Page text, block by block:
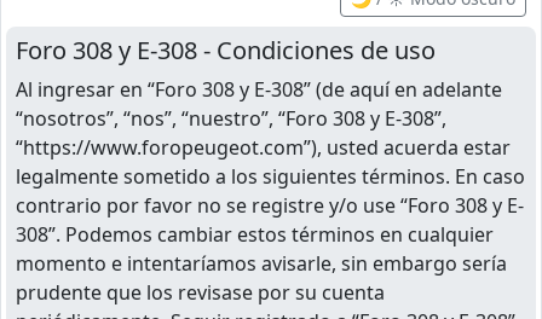
Foro 308 y E-308 - Condiciones de uso
Al ingresar en “Foro 308 y E-308” (de aquí en adelante
“nosotros”, “nos”, “nuestro”, “Foro 308 y E-308”,
“https://www.foropeugeot.com”), usted acuerda estar
legalmente sometido a los siguientes términos. En caso
contrario por favor no se registre y/o use “Foro 308 y E-
308”. Podemos cambiar estos términos en cualquier
momento e intentaríamos avisarle, sin embargo sería
prudente que los revisase por su cuenta